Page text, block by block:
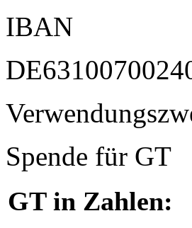
IBAN
Spende für GT
GT in Zahlen: